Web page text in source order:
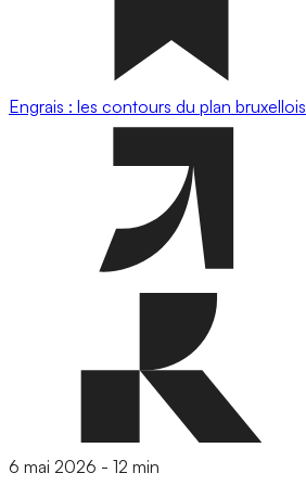
Engrais : les contours du plan bruxellois
6 mai 2026 - 12 min